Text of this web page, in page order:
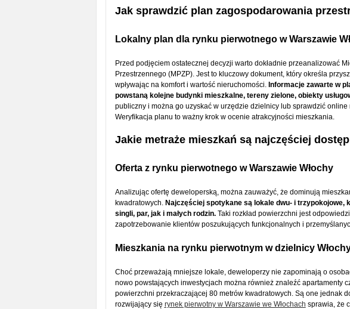
Jak sprawdzić plan zagospodarowania
Lokalny plan dla rynku pierwotnego w Warszawie
Przed podjęciem ostatecznej decyzji warto dokładnie przeanalizować
Przestrzennego (MPZP). Jest to kluczowy dokument, który określa
wpływając na komfort i wartość nieruchomości. Informacje zawarte w
powstaną kolejne budynki mieszkalne, tereny zielone, obiekty
publiczny i można go uzyskać w urzędzie dzielnicy lub sprawdzić
Weryfikacja planu to ważny krok w ocenie atrakcyjności mieszkania.
Jakie metraże mieszkań są najczęściej
Oferta z rynku pierwotnego w Warszawie Włochy
Analizując ofertę deweloperską, można zauważyć, że dominują
kwadratowych. Najczęściej spotykane są lokale dwu- i trzypokojowe,
singli, par, jak i małych rodzin.Taki rozkład powierzchni jest
zapotrzebowanie klientów poszukujących funkcjonalnych i
Mieszkania na rynku pierwotnym w dzielnicy
Choć przeważają mniejsze lokale, deweloperzy nie zapominają o
nowo powstających inwestycjach można również znaleźć apartamenty
powierzchni przekraczającej 80 metrów kwadratowych. Są one jednak
rozwijający się rynek pierwotny w Warszawie we Włochach sprawia, że